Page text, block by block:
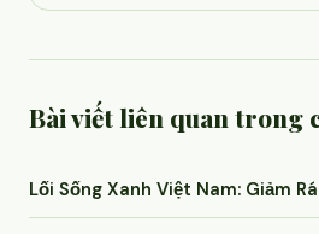
Bài viết liên quan trong
Lối Sống Xanh Việt Nam: Giảm